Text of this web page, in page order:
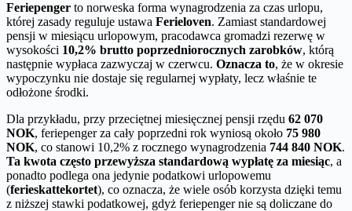
Feriepenger to norweska forma wynagrodzenia za czas urlopu,
której zasady reguluje ustawa Ferieloven. Zamiast standardowej
pensji w miesiącu urlopowym, pracodawca gromadzi rezerwę w
wysokości 10,2% brutto poprzedniorocznych zarobków, którą
następnie wypłaca zazwyczaj w czerwcu. Oznacza to, że w okresie
wypoczynku nie dostaje się regularnej wypłaty, lecz właśnie te
odłożone środki.
Dla przykładu, przy przeciętnej miesięcznej pensji rzędu 62 070
NOK, feriepenger za cały poprzedni rok wyniosą około 75 980
NOK, co stanowi 10,2% z rocznego wynagrodzenia 744 840 NOK.
Ta kwota często przewyższa standardową wypłatę za miesiąc, a
ponadto podlega ona jedynie podatkowi urlopowemu
(ferieskattekortet), co oznacza, że wiele osób korzysta dzięki temu
z niższej stawki podatkowej, gdyż feriepenger nie są doliczane do